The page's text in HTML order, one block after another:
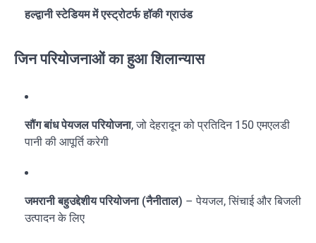
हल्द्वानी स्टेडियम में एस्ट्रोटर्फ हॉकी ग्राउंड
जिन परियोजनाओं का हुआ शिलान्यास
सौंग बांध पेयजल परियोजना, जो देहरादून को प्रतिदिन 150 एमएलडी
पानी की आपूर्ति करेगी
जमरानी बहुउद्देशीय परियोजना (नैनीताल) – पेयजल, सिंचाई और बिजली
उत्पादन के लिए